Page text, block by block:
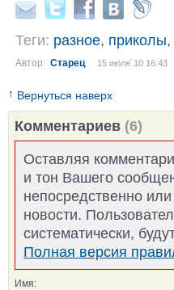
Теги: разное, приколы,
Автор: Старец 15 июля´10 16:43
↑ Вернуться наверх
Комментариев (6)
Оставляя
и тон Вашего
непосредственно
новости.
систематически,
Полная версия
Имя: